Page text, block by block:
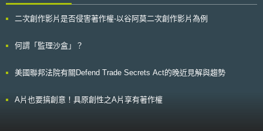
下：知識外溢（knowledge spill-overs）的效果有限、資訊不足與不對稱
（imperfect and asymmetric information）、缺乏協調與網絡建構
aid rules）。這些政策措施如下： ●研發計畫（aid for R&D projects）； ●
企業智慧財產權費用給予補助（aid for industrial property right costs for
SMEs）； ●對新創事業提供補助（aid for young innovative
process and organisational innovation in services）； ●對智慧財產提供
二次創作影片是否侵害著作權-以谷阿莫二次創作影片為例
何謂「監理沙盒」？
美國聯邦法院有關Defend Trade Secrets Act的晚近見解與趨勢
A片也要搞創意！具原創性之A片享有著作權